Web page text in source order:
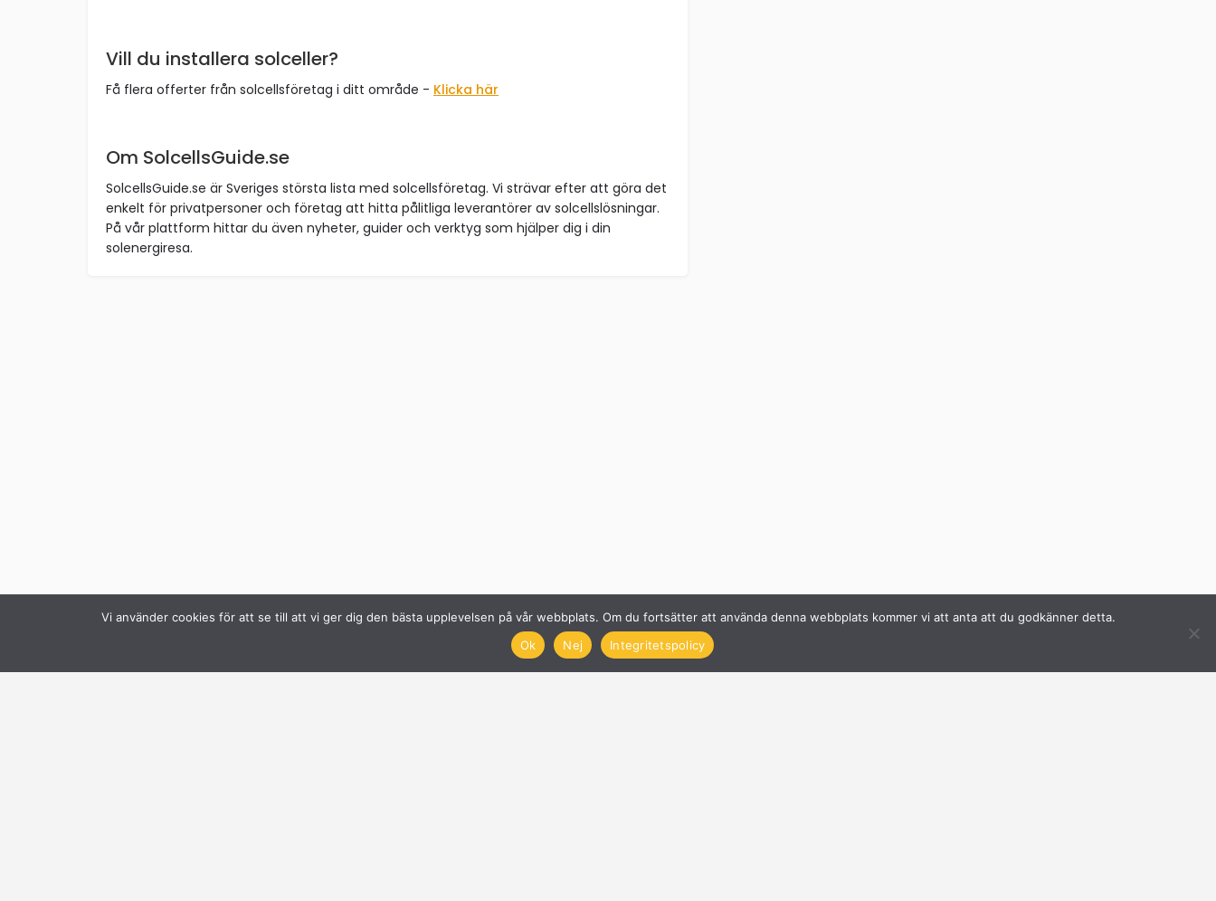
Vill du installera solceller?
Få flera offerter från solcellsföretag i ditt område - Klicka här
Om SolcellsGuide.se
SolcellsGuide.se är Sveriges största lista med solcellsföretag. Vi strävar efter att göra det
enkelt för privatpersoner och företag att hitta pålitliga leverantörer av solcellslösningar.
På vår plattform hittar du även nyheter, guider och verktyg som hjälper dig i din
solenergiresa.
Vi använder cookies för att se till att vi ger dig den bästa upplevelsen på vår webbplats. Om du fortsätter att använda denna webbplats kommer vi att anta att du godkänner detta.
Ok
Nej Integritetspolicy